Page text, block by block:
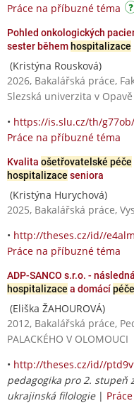
Práce na příbuzné téma
Pohled onkologických
sester během hospitalizace
(Kristýna Rousková)
2026, Bakalářská práce,
Slezská univerzita v Opavě
• https://is.slu.cz/th/g77ob/
Práce na příbuzné téma
Kvalita ošetřovatelské péče
hospitalizace seniora
(Kristýna Hurychová)
2025, Bakalářská práce,
• http://theses.cz/id//
Práce na příbuzné téma
ADP-SANCO s.r.o. - následná
hospitalizace a domácípéče
(Eliška ŽAHOUROVÁ)
2012, Bakalářská práce,
PALACKÉHO V OLOMOUCI
• http://theses.cz/id//
pedagogika pro 2. stupeň
ukrajinská filologie|